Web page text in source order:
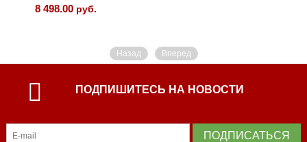
8 498.00 руб.
Назад Вперед
ПОДПИШИТЕСЬ НА НОВОСТИ
ПОДПИСАТЬСЯ